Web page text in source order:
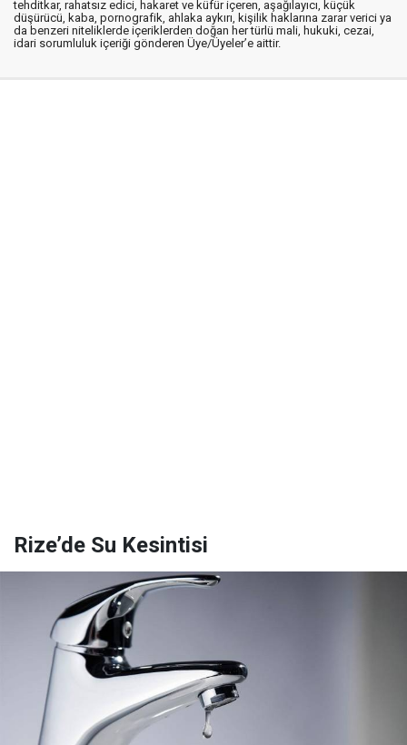
tehditkar, rahatsız edici, hakaret ve küfür içeren, aşağılayıcı, küçük
düşürücü, kaba, pornografik, ahlaka aykırı, kişilik haklarına zarar verici ya
da benzeri niteliklerde içeriklerden doğan her türlü mali, hukuki, cezai,
idari sorumluluk içeriği gönderen Üye/Üyeler’e aittir.
Rize’de Su Kesintisi